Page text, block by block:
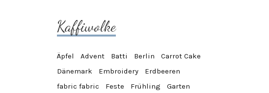
Kaffiwolke
Äpfel Advent Batti Berlin
Carrot Cake
Dänemark
Embroidery
Erdbeeren
fabric fabric
Feste Frühling
Garten